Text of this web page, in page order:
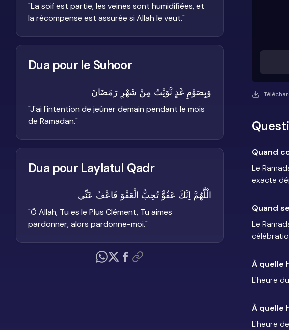
Quand
Le
exacte
Quand
Le
À quelle
L'heure
À quelle
L'heure
"La soif est partie, les veines sont humidifiées, et
la récompense est assurée si Allah le veut."
Dua pour le Suhoor
وَبِصَوْمِ غَدٍ نَّوَيْتُ مِنْ شَهْرِ رَمَضَانَ
"J'ai l'intention de jeûner demain pendant le mois
de Ramadan."
Dua pour Laylatul Qadr
الْلَّهُمَّ اِنَّكَ عَفُوٌّ تُحِبُّ الْعَفْوَ فَاعْفُ عَنِّي
"Ô Allah, Tu es le Plus Clément, Tu aimes
pardonner, alors pardonne-moi."